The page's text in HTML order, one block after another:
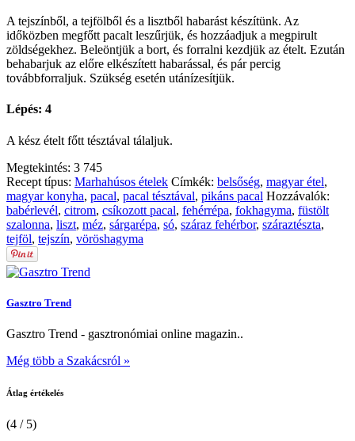
A tejszínből, a tejfölből és a lisztből habarást készítünk. Az
időközben megfőtt pacalt leszűrjük, és hozzáadjuk a megpirult
zöldségekhez. Beleöntjük a bort, és forralni kezdjük az ételt. Ezután
behabarjuk az előre elkészített habarással, és pár percig
továbbforraljuk. Szükség esetén utánízesítjük.
Lépés: 4
A kész ételt főtt tésztával tálaljuk.
Megtekintés: 3 745
Recept típus: Marhahúsos ételek Címkék: belsőség, magyar étel,
magyar konyha, pacal, pacal tésztával, pikáns pacal Hozzávalók:
babérlevél, citrom, csíkozott pacal, fehérrépa, fokhagyma, füstölt
szalonna, liszt, méz, sárgarépa, só, száraz fehérbor, száraztészta,
tejföl, tejszín, vöröshagyma
Gasztro Trend
Gasztro Trend - gasztronómiai online magazin..
Még több a Szakácsról »
Átlag értékelés
(4 / 5)